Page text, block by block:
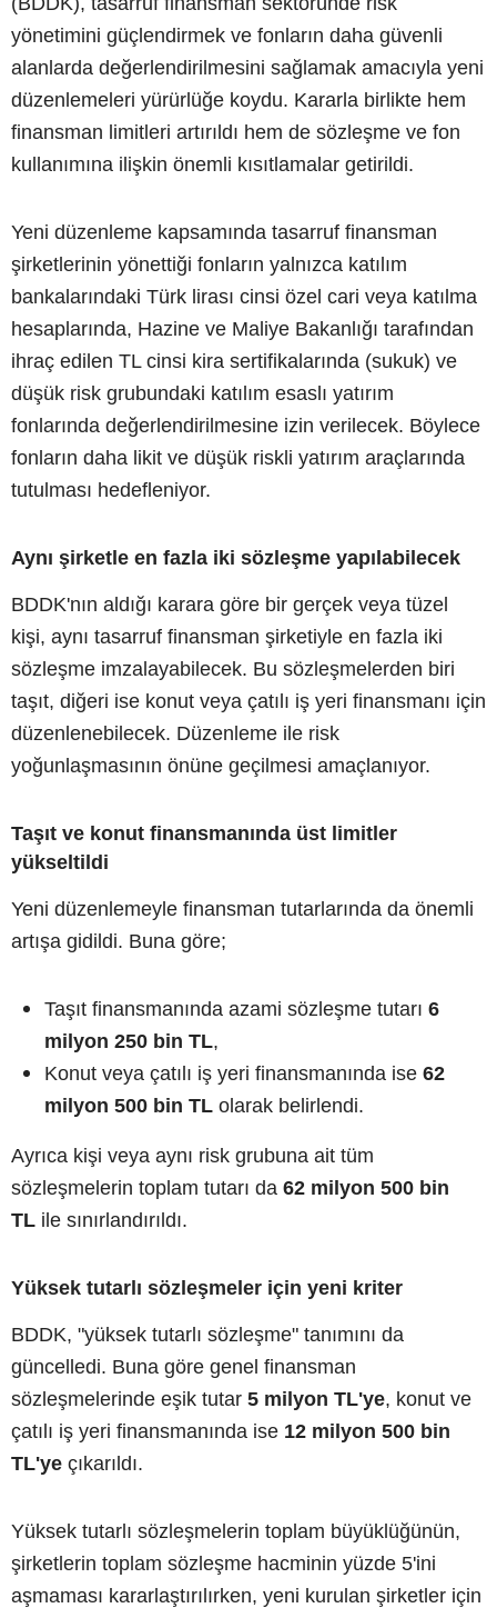
yönetimini güçlendirmek ve fonların daha güvenli
alanlarda değerlendirilmesini sağlamak amacıyla yeni
düzenlemeleri yürürlüğe koydu. Kararla birlikte hem
finansman limitleri artırıldı hem de sözleşme ve fon
kullanımına ilişkin önemli kısıtlamalar getirildi.
Yeni düzenleme kapsamında tasarruf finansman
şirketlerinin yönettiği fonların yalnızca katılım
bankalarındaki Türk lirası cinsi özel cari veya katılma
hesaplarında, Hazine ve Maliye Bakanlığı tarafından
ihraç edilen TL cinsi kira sertifikalarında (sukuk) ve
düşük risk grubundaki katılım esaslı yatırım
fonlarında değerlendirilmesine izin verilecek. Böylece
fonların daha likit ve düşük riskli yatırım araçlarında
tutulması hedefleniyor.
Aynı şirketle en fazla iki sözleşme yapılabilecek
BDDK'nın aldığı karara göre bir gerçek veya tüzel
kişi, aynı tasarruf finansman şirketiyle en fazla iki
sözleşme imzalayabilecek. Bu sözleşmelerden biri
taşıt, diğeri ise konut veya çatılı iş yeri finansmanı için
düzenlenebilecek. Düzenleme ile risk
yoğunlaşmasının önüne geçilmesi amaçlanıyor.
Taşıt ve konut finansmanında üst limitler
yükseltildi
Yeni düzenlemeyle finansman tutarlarında da önemli
artışa gidildi. Buna göre;
Taşıt finansmanında azami sözleşme tutarı 6
milyon 250 bin TL,
Konut veya çatılı iş yeri finansmanında ise 62
milyon 500 bin TL olarak belirlendi.
Ayrıca kişi veya aynı risk grubuna ait tüm
sözleşmelerin toplam tutarı da 62 milyon 500 bin
TL ile sınırlandırıldı.
Yüksek tutarlı sözleşmeler için yeni kriter
BDDK, "yüksek tutarlı sözleşme" tanımını da
güncelledi. Buna göre genel finansman
sözleşmelerinde eşik tutar 5 milyon TL'ye, konut ve
çatılı iş yeri finansmanında ise 12 milyon 500 bin
TL'ye çıkarıldı.
Yüksek tutarlı sözleşmelerin toplam büyüklüğünün,
şirketlerin toplam sözleşme hacminin yüzde 5'ini
aşmaması kararlaştırılırken, yeni kurulan şirketler için